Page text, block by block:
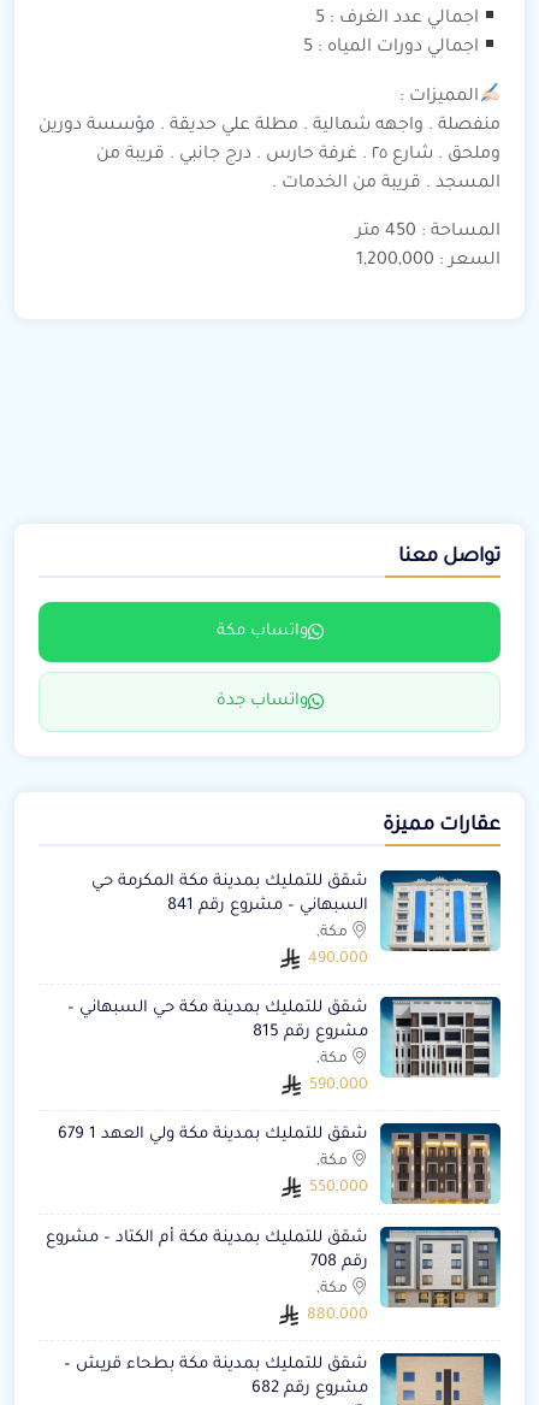
اجمالي عدد الغرف : 5
اجمالي دورات المياه : 5
المميزات :
منفصلة . واجهه شمالية . مطلة علي حديقة . مؤسسة دورين
وملحق . شارع ٢٥ . غرفة حارس . درج جانبي . قريبة من
المسجد . قريبة من الخدمات .
المساحة : 450 متر
السعر : 1,200,000
تواصل معنا
واتساب مكة
واتساب جدة
عقارات مميزة
شقق للتمليك بمدينة مكة المكرمة حي
السبهاني – مشروع رقم 841
مكة,
490,000
شقق للتمليك بمدينة مكة حي السبهاني –
مشروع رقم 815
مكة,
590,000
شقق للتمليك بمدينة مكة ولي العهد 1 679
مكة,
550,000
شقق للتمليك بمدينة مكة أم الكتاد – مشروع
رقم 708
مكة,
880,000
شقق للتمليك بمدينة مكة بطحاء قريش –
مشروع رقم 682